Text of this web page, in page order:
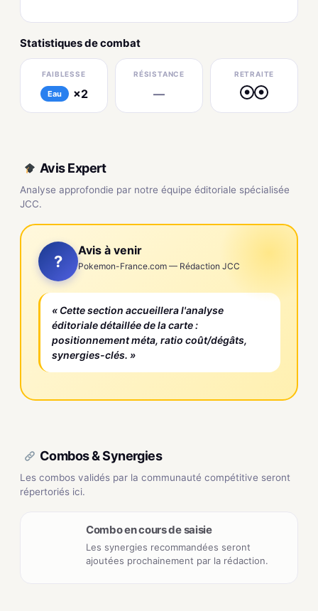
Statistiques de combat
FAIBLESSE
Eau ×2
RÉSISTANCE
—
RETRAITE
● ●
Avis Expert
Analyse approfondie par notre équipe éditoriale spécialisée
JCC.
?
Avis à venir
Pokemon-France.com — Rédaction JCC
« Cette section accueillera l'analyse
éditoriale détaillée de la carte :
positionnement méta, ratio coût/dégâts,
synergies-clés. »
Combos & Synergies
Les combos validés par la communauté compétitive seront
répertoriés ici.
Combo en cours de saisie
Les synergies recommandées seront
ajoutées prochainement par la rédaction.